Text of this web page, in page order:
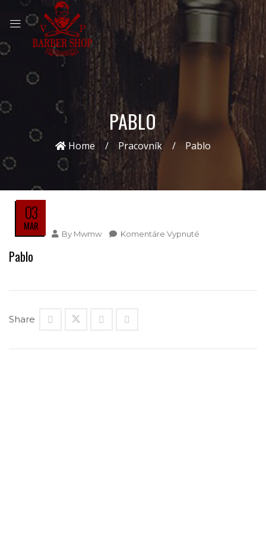
PABLO
Home Pracovník Pablo
03
MAR
By Mwmw Komentáre Vypnuté
Pablo
Share